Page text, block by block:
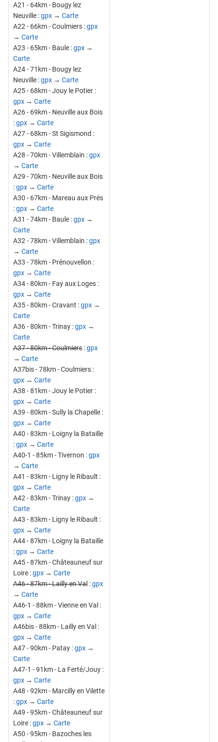
A21 - 64km - Bougy lez
Neuville :gpx→ Carte
A22 - 66km - Coulmiers :gpx
→ Carte
A23 - 65km - Baule :gpx→
Carte
A24 - 71km - Bougy lez
Neuville :gpx→ Carte
A25 - 68km - Jouy le Potier :
gpx→ Carte
A26 - 69km - Neuville aux Bois
:gpx→ Carte
A27 - 68km - St Sigismond :
gpx→ Carte
A28 - 70km - Villemblain :gpx
→ Carte
A29 - 70km - Neuville aux Bois
:gpx→ Carte
A30 - 67km - Mareau aux Prés
:gpx→ Carte
A31 - 74km - Baule :gpx→
Carte
A32 - 78km - Villemblain :gpx
→ Carte
A33 - 78km - Prénouvellon :
gpx→ Carte
A34 - 80km - Fay aux Loges :
gpx→ Carte
A35 - 80km - Cravant :gpx→
Carte
A36 - 80km - Trinay :gpx→
Carte
A37 - 80km - Coulmiers:gpx
→ Carte
A37bis - 78km - Coulmiers :
gpx→ Carte
A38 - 81km - Jouy le Potier :
gpx→ Carte
A39 - 80km - Sully la Chapelle :
gpx→ Carte
A40 - 83km - Loigny la Bataille
:gpx→ Carte
A40-1 - 85km - Tivernon :gpx
→ Carte
A41 - 83km - Ligny le Ribault :
gpx→ Carte
A42 - 83km - Trinay :gpx→
Carte
A43 - 83km - Ligny le Ribault :
gpx→ Carte
A44 - 87km - Loigny la Bataille
:gpx→ Carte
A45 - 87km - Châteauneuf sur
Loire :gpx→ Carte
A46 - 87km - Lailly en Val:gpx
→ Carte
A46-1 - 88km - Vienne en Val :
gpx→ Carte
A46bis - 88km - Lailly en Val :
gpx→ Carte
A47 - 90km - Patay :gpx→
Carte
A47-1 - 91km - La Ferté/Jouy :
gpx→ Carte
A48 - 92km - Marcilly en Vilette
:gpx→ Carte
A49 - 95km - Châteauneuf sur
Loire :gpx→ Carte
A50 - 95km - Bazoches les